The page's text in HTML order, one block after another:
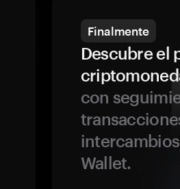
Finalmente
Descubre el
con
Wallet.